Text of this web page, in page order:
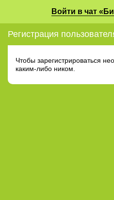
Войти в чат
Регистрация
Чтобы зарегистрироваться
каким-либо ником.